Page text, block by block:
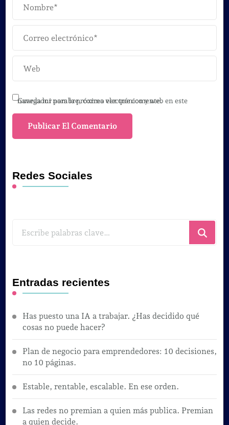
Guarda mi nombre, correo electrónico y web en este navegador para la próxima vez que comente.
Redes Sociales
Entradas recientes
Has puesto una IA a trabajar. ¿Has decidido qué
cosas no puede hacer?
Plan de negocio para emprendedores: 10 decisiones,
no 10 páginas.
Estable, rentable, escalable. En ese orden.
Las redes no premian a quien más publica. Premian
a quien decide.